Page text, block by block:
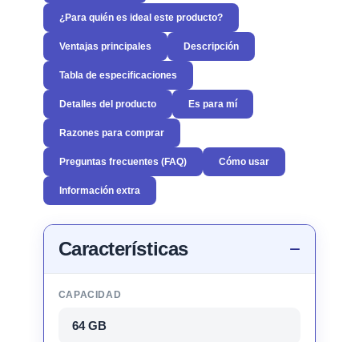
¿Para quién es ideal este producto?
Ventajas principales Descripción
Tabla de especificaciones
Detalles del producto Es para mí
Razones para comprar
Preguntas frecuentes (FAQ) Cómo usar
Información extra
Características
CAPACIDAD
64 GB